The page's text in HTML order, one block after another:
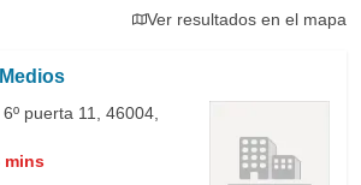
Ver resultados en el mapa
puerta 11, 46004,
mins